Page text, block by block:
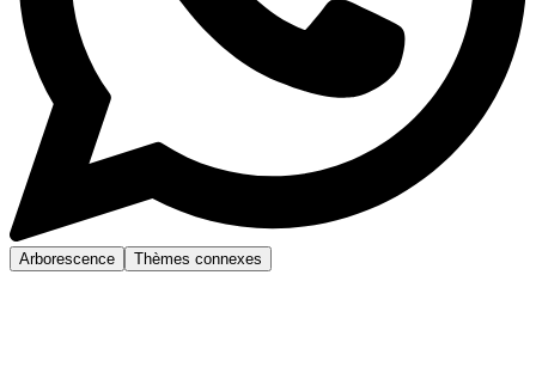
Arborescence Thèmes connexes